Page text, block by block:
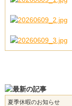
夏季休暇のお知らせ